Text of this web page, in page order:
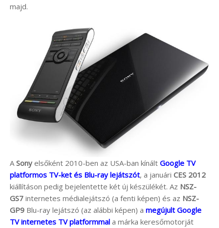
majd.
ASony elsőként 2010-ben az USA-ban kínált Google TV
platformos TV-ket és Blu-ray lejátszót, a januári CES 2012
kiállításon pedig bejelentette két új készülékét. Az NSZ-
GS7 internetes médialejátszó (a fenti képen) és az NSZ-
GP9 Blu-ray lejátszó (az alábbi képen) a megújult Google
TV internetes TV platformmal a márka keresőmotorját